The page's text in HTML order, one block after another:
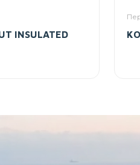
INSULATED